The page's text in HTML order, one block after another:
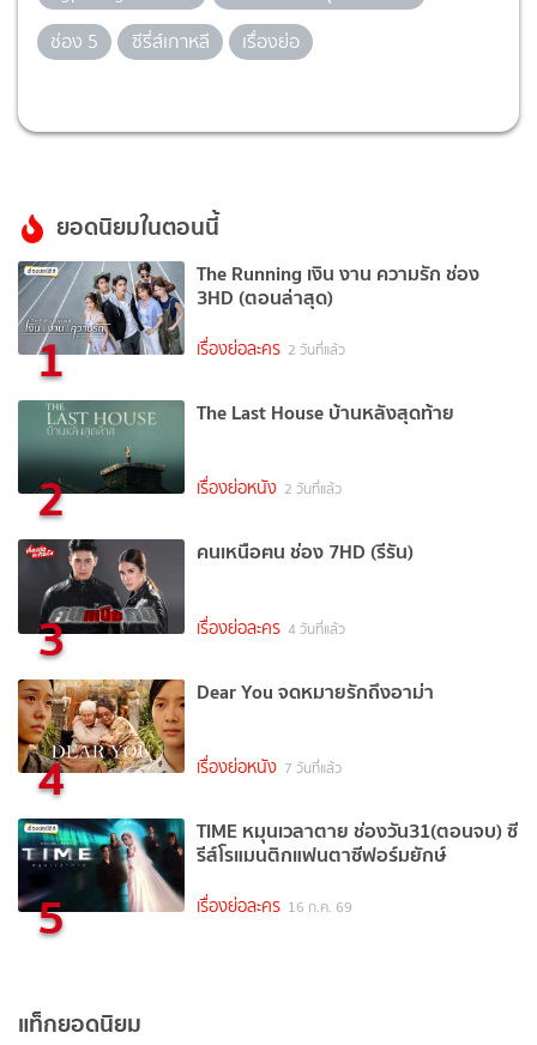
ช่อง 5
ซีรี่ส์เกาหลี เรื่องย่อ
ยอดนิยมในตอนนี้
1
The Running เงิน งาน ความรัก ช่อง
3HD (ตอนล่าสุด)
เรื่องย่อละคร 2 วันที่แล้ว
2
The Last House บ้านหลังสุดท้าย
เรื่องย่อหนัง 2 วันที่แล้ว
3
คนเหนือฅน ช่อง 7HD (รีรัน)
เรื่องย่อละคร 4 วันที่แล้ว
4
Dear You จดหมายรักถึงอาม่า
เรื่องย่อหนัง 7 วันที่แล้ว
5
TIME หมุนเวลาตาย ช่องวัน31(ตอนจบ) ซี
รีส์โรแมนติกแฟนตาซีฟอร์มยักษ์
เรื่องย่อละคร 16 ก.ค. 69
แท็กยอดนิยม